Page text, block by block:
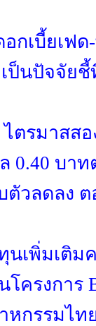
กเบี้ยเฟ
ป็นปัจจัย
ตรมาสส
0.40 บา
วลดลง ต
ทุนเพิ่มเติ
โครงการ
กรรมไท